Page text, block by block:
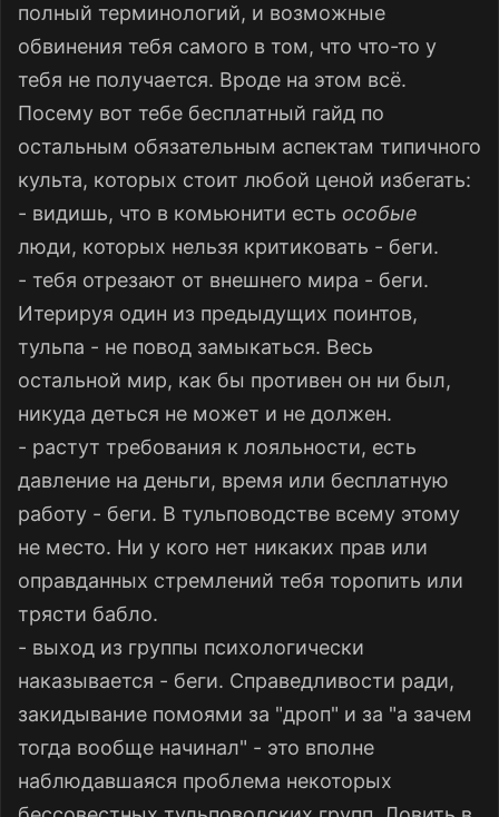
полный терминологий, и возможные
обвинения тебя самого в том, что что-то у
тебя не получается. Вроде на этом всё.
Посему вот тебе бесплатный гайд по
остальным обязательным аспектам типичного
культа, которых стоит любой ценой избегать:
- видишь, что в комьюнити есть особые
люди, которых нельзя критиковать - беги.
- тебя отрезают от внешнего мира - беги.
Итерируя один из предыдущих поинтов,
тульпа - не повод замыкаться. Весь
остальной мир, как бы противен он ни был,
никуда деться не может и не должен.
- растут требования к лояльности, есть
давление на деньги, время или бесплатную
работу - беги. В тульповодстве всему этому
не место. Ни у кого нет никаких прав или
оправданных стремлений тебя торопить или
трясти бабло.
- выход из группы психологически
наказывается - беги. Справедливости ради,
закидывание помоями за "дроп" и за "а зачем
тогда вообще начинал" - это вполне
наблюдавшаяся проблема некоторых